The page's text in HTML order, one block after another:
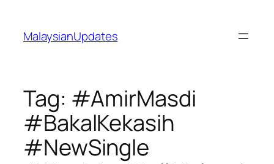
content
MalaysianUpdates
Tag: #AmirMasdi
#BakalKekasih
#NewSingle